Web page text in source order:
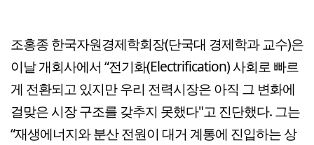
조홍종 한국자원경제학회장(단국대 경제학과 교수)은
이날 개회사에서 “전기화(Electrification) 사회로 빠르
게 전환되고 있지만 우리 전력시장은 아직 그 변화에
걸맞은 시장 구조를 갖추지 못했다"고 진단했다. 그는
“재생에너지와 분산 전원이 대거 계통에 진입하는 상